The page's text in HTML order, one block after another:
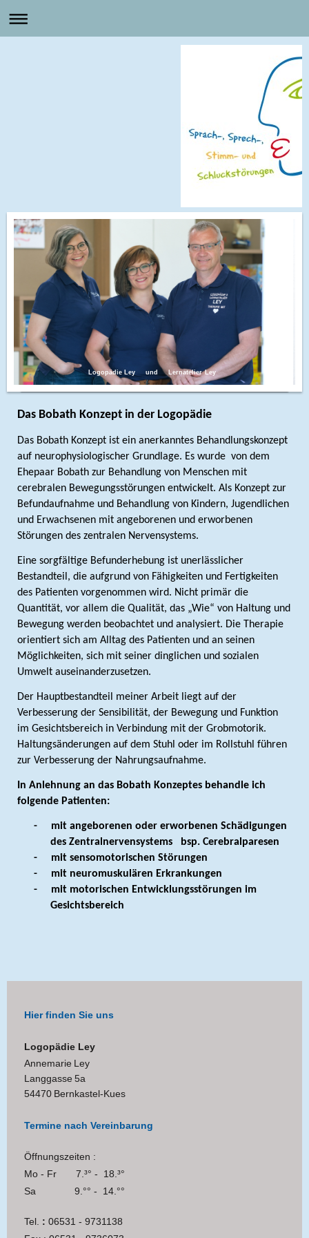
Logopädie Ley und Lernatelier Ley
Das Bobath Konzept in der Logopädie
Das Bobath Konzept ist ein anerkanntes Behandlungskonzept
auf neurophysiologischer Grundlage. Es wurde von dem
Ehepaar Bobath zur Behandlung von Menschen mit
cerebralen Bewegungsstörungen entwickelt. Als Konzept zur
Befundaufnahme und Behandlung von Kindern, Jugendlichen
und Erwachsenen mit angeborenen und erworbenen
Störungen des zentralen Nervensystems.
Eine sorgfältige Befunderhebung ist unerlässlicher
Bestandteil, die aufgrund von Fähigkeiten und Fertigkeiten
des Patienten vorgenommen wird. Nicht primär die
Quantität, vor allem die Qualität, das „Wie“ von Haltung und
Bewegung werden beobachtet und analysiert. Die Therapie
orientiert sich am Alltag des Patienten und an seinen
Möglichkeiten, sich mit seiner dinglichen und sozialen
Umwelt auseinanderzusetzen.
Der Hauptbestandteil meiner Arbeit liegt auf der
Verbesserung der Sensibilität, der Bewegung und Funktion
im Gesichtsbereich in Verbindung mit der Grobmotorik.
Haltungsänderungen auf dem Stuhl oder im Rollstuhl führen
zur Verbesserung der Nahrungsaufnahme.
In Anlehnung an das Bobath Konzeptes behandle ich
folgende Patienten:
-
mit angeborenen oder erworbenen Schädigungen
des Zentralnervensystems bsp. Cerebralparesen
-
mit sensomotorischen Störungen
-
mit neuromuskulären Erkrankungen
-
mit motorischen Entwicklungsstörungen im
Gesichtsbereich
Hier finden Sie uns
Logopädie Ley
Annemarie Ley
Langgasse 5a
54470 Bernkastel-Kues
Termine nach Vereinbarung
Öffnungszeiten :
Mo - Fr 7.³° - 18.³°
Sa 9.°° - 14.°°
Tel. : 06531 - 9731138